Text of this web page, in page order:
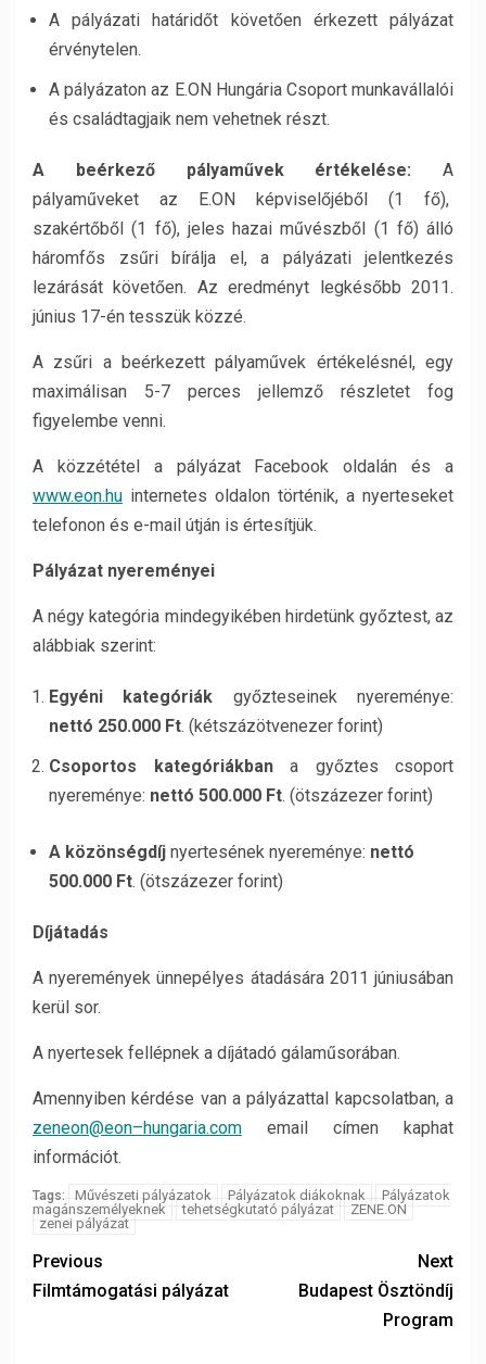
A pályázati határidőt követően érkezett pályázat
érvénytelen.
A pályázaton az E.ON Hungária Csoport munkavállalói
és családtagjaik nem vehetnek részt.
A beérkező pályaművek értékelése: A
pályaműveket az E.ON képviselőjéből (1 fő),
szakértőből (1 fő), jeles hazai művészből (1 fő) álló
háromfős zsűri bírálja el, a pályázati jelentkezés
lezárását követően. Az eredményt legkésőbb 2011.
június 17-én tesszük közzé.
A zsűri a beérkezett pályaművek értékelésnél, egy
maximálisan 5-7 perces jellemző részletet fog
figyelembe venni.
A közzététel a pályázat Facebook oldalán és a
www.eon.hu internetes oldalon történik, a nyerteseket
telefonon és e-mail útján is értesítjük.
Pályázat nyereményei
A négy kategória mindegyikében hirdetünk győztest, az
alábbiak szerint:
Egyéni kategóriák győzteseinek nyereménye:
nettó 250.000 Ft. (kétszázötvenezer forint)
Csoportos kategóriákbana győztes csoport
nyereménye: nettó 500.000 Ft. (ötszázezer forint)
A közönségdíj nyertesének nyereménye: nettó
500.000 Ft. (ötszázezer forint)
Díjátadás
A nyeremények ünnepélyes átadására 2011 júniusában
kerül sor.
A nyertesek fellépnek a díjátadó gálaműsorában.
Amennyiben kérdése van a pályázattal kapcsolatban, a
zeneon@eon–hungaria.com email címen kaphat
információt.
Tags: Művészeti pályázatok Pályázatok diákoknak
Pályázatok
magánszemélyeknek
tehetségkutató pályázat
ZENE.ON
zenei pályázat
Previous
Filmtámogatási pályázat
Next
Budapest Ösztöndíj
Program